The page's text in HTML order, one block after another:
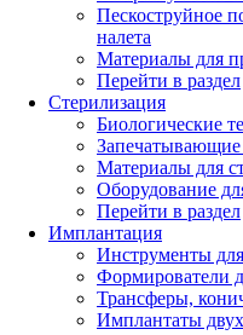
Пескоструйное
налета
Материалы для
Перейти в раздел
Стерилизация
Биологические
Запечатывающие
Материалы для
Оборудование
Перейти в раздел
Имплантация
Инструменты
Формирователи
Трансферы,
Имплантаты